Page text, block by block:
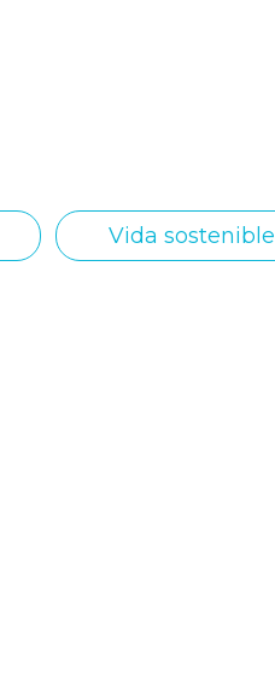
Vida sostenible